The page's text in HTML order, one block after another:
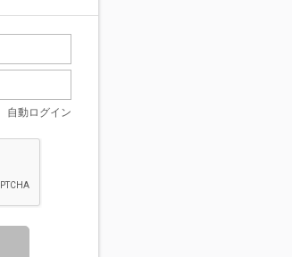
自動ログイン